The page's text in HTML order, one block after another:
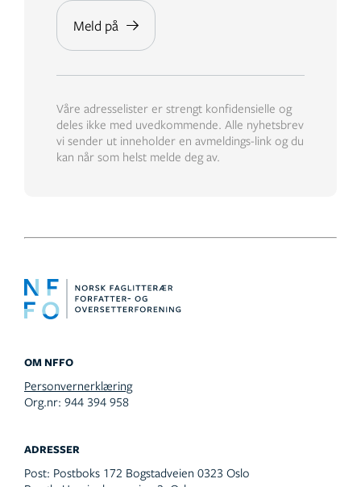
OM NFFO
Personvernerklæring
Org.nr: 944 394 958
ADRESSER
Post: Postboks 172 Bogstadveien 0323 Oslo
Våre adresselister er strengt konfidensielle og
deles ikke med uvedkommende. Alle nyhetsbrev
vi sender ut inneholder en avmeldings-link og du
kan når som helst melde deg av.